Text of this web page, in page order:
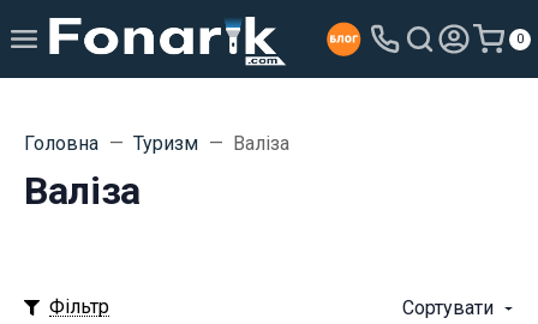
0
Головна Туризм Валіза
Валіза
Фільтр Сортувати